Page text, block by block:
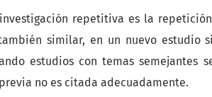
repetitiva es la
similar, en un nuevo estudio
estudios con temas semejantes
no es citada adecuadamente.